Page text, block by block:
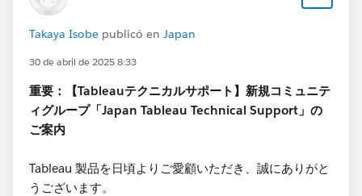
Takaya Isobe publicó en Japan
30 de abril de 2025 8:33
重要：【Tableauテクニカルサポート】新規コミュニテ
ィグループ「Japan Tableau Technical Support」の
ご案内
Tableau 製品を日頃よりご愛顧いただき、誠にありがと
うございます。